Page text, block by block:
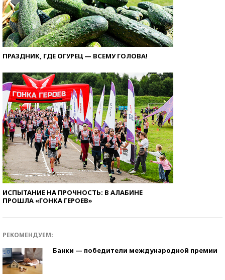
ПРАЗДНИК, ГДЕ ОГУРЕЦ — ВСЕМУ ГОЛОВА!
ИСПЫТАНИЕ НА ПРОЧНОСТЬ: В АЛАБИНЕ
ПРОШЛА «ГОНКА ГЕРОЕВ»
РЕКОМЕНДУЕМ:
Банки — победители международной премии